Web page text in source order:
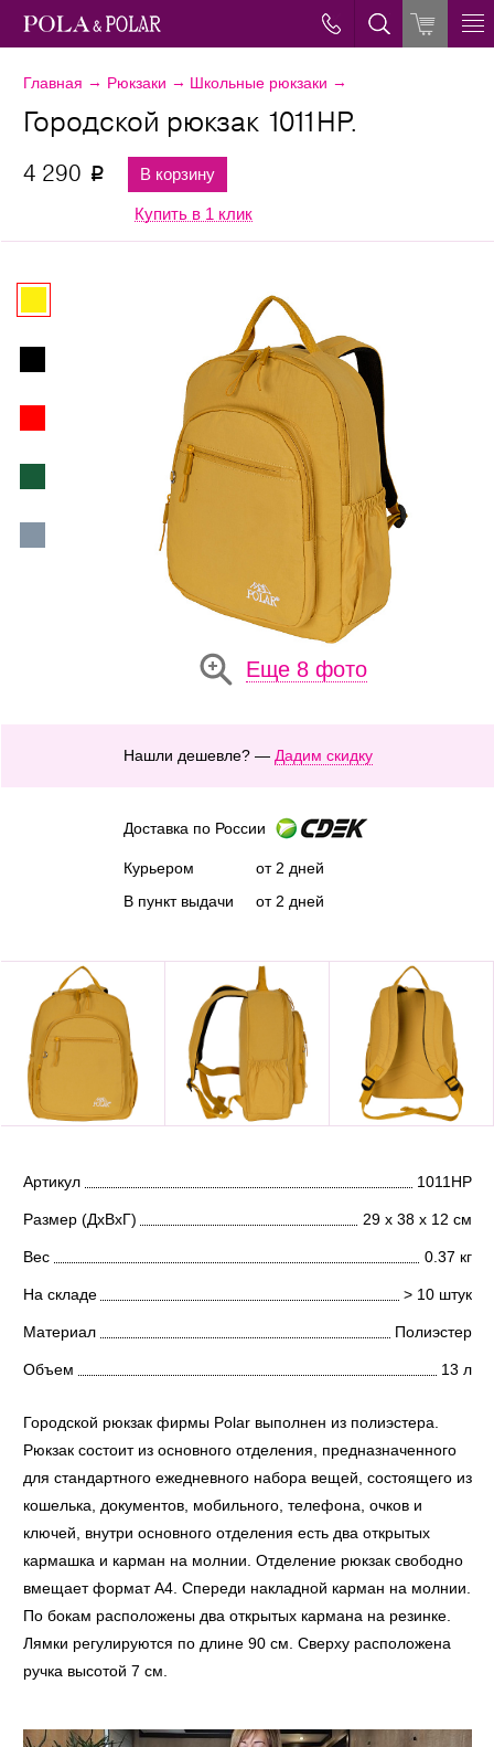
Главная → Рюкзаки → Школьные рюкзаки →
Еще 8 фото
Городской рюкзак 1011НР.
4 290 p В корзину
Купить в 1 клик
Нашли дешевле? — Дадим скидку
Доставка по России
Курьером
В пункт выдачи
от 2 дней
от 2 дней
Артикул 1011НР
Размер (ДхВхГ) 29 х 38 х 12 см
Вес 0.37 кг
На складе > 10 штук
Материал Полиэстер
Объем 13 л
Городской рюкзак фирмы Polar выполнен из полиэстера.
Рюкзак состоит из основного отделения, предназначенного
для стандартного ежедневного набора вещей, состоящего из
кошелька, документов, мобильного, телефона, очков и
ключей, внутри основного отделения есть два открытых
кармашка и карман на молнии. Отделение рюкзак свободно
вмещает формат А4. Спереди накладной карман на молнии.
По бокам расположены два открытых кармана на резинке.
Лямки регулируются по длине 90 см. Сверху расположена
ручка высотой 7 см.